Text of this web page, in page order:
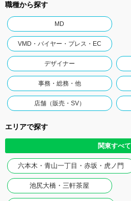
職種から探す
MD
VMD・バイヤー・プレス・EC
デザイナー
事務・総務・他
店舗（販売・SV）
エリアで探す
関東すべて
六本木・青山一丁目・赤坂・虎ノ門
池尻大橋・三軒茶屋